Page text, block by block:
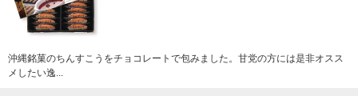
沖縄銘菓のちんすこうをチョコレートで包みました。甘党の方には是非オスス
メしたい逸...